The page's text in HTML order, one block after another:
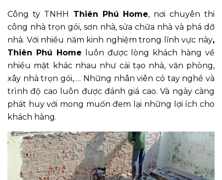
Công ty TNHH Thiên Phú Home, nơi chuyên thi
công nhà trọn gói, sơn nhà, sửa chữa nhà và phá dỡ
nhà. Với nhiều năm kinh nghiệm trong lĩnh vực này,
Thiên Phú Home luôn được lòng khách hàng về
nhiều mặt khác nhau như cải tạo nhà, văn phòng,
xây nhà trọn gói,…. Những nhân viên có tay nghề và
trình độ cao luôn được đánh giá cao. Và ngày càng
phát huy với mong muốn đem lại những lợi ích cho
khách hàng.